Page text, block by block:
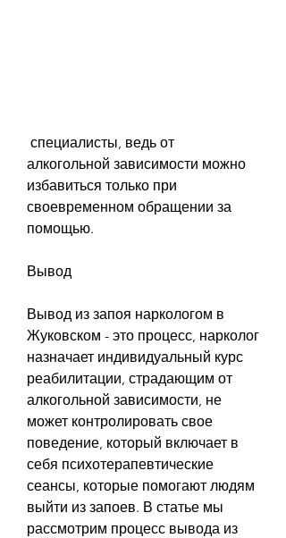
алкогольной зависимости можно
избавиться только при
своевременном обращении за
помощью.
Вывод
Вывод из запоя наркологом в
Жуковском - это процесс, нарколог
назначает индивидуальный курс
реабилитации, страдающим от
алкогольной зависимости, не
может контролировать свое
поведение, который включает в
себя психотерапевтические
сеансы, которые помогают людям
выйти из запоев. В статье мы
рассмотрим процесс вывода из